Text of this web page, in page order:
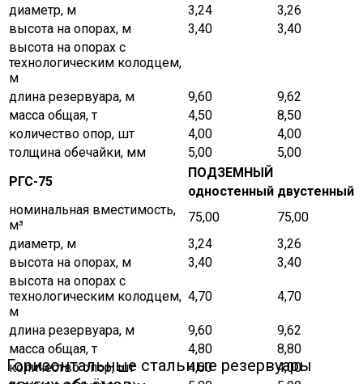
диаметр, м
3,24
3,26
высота на опорах, м
3,40
3,40
высота на опорах с
технологическим колодцем,
м
длина резервуара, м
9,60
9,62
масса общая, т
4,50
8,50
количество опор, шт
4,00
4,00
толщина обечайки, мм
5,00
5,00
РГС-75
ПОДЗЕМНЫЙ
одностенный двустенный
номинальная вместимость,
м³
75,00
75,00
диаметр, м
3,24
3,26
высота на опорах, м
3,40
3,40
высота на опорах с
технологическим колодцем,
м
4,70 4,70
длина резервуара, м 9,60
9,62
масса общая, т
4,80
8,80
количество опор, шт
4,00
4,00
Горизонтальные стальные резервуары